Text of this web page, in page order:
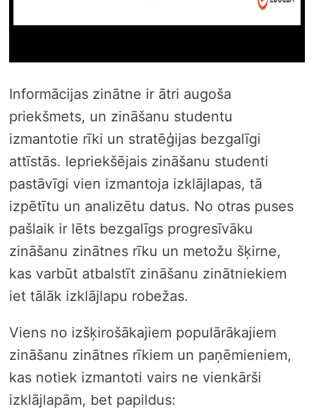
Informācijas zinātne ir ātri augoša
priekšmets, un zināšanu studentu
izmantotie rīki un stratēģijas bezgalīgi
attīstās. Iepriekšējais zināšanu studenti
pastāvīgi vien izmantoja izklājlapas, tā
izpētītu un analizētu datus. No otras puses
pašlaik ir lēts bezgalīgs progresīvāku
zināšanu zinātnes rīku un metožu šķirne,
kas varbūt atbalstīt zināšanu zinātniekiem
iet tālāk izklājlapu robežas.
Viens no izšķirošākajiem populārākajiem
zināšanu zinātnes rīkiem un paņēmieniem,
kas notiek izmantoti vairs ne vienkārši
izklājlapām, bet papildus: